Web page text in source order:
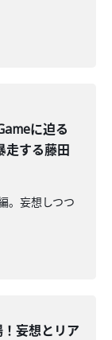
に迫る
走する藤田
。妄想しつつ
妄想とリア